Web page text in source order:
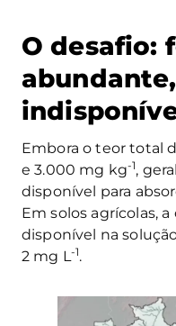
O desafio:
Embora o teor total
e 3.000 mg kg-1,
disponível para
Em solos agrícolas,
disponível na
2 mg L-1.